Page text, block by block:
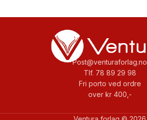
Post@venturaforlag.no
Tlf. 78 89 29 98
Fri porto ved ordre
over kr 400,-